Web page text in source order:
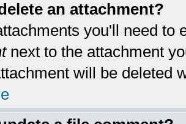
an attachment?
you'll need
next to the attachment
will be deleted